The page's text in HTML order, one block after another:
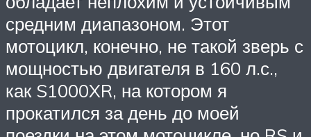
средним диапазоном. Этот
мотоцикл, конечно, не такой зверь с
мощностью двигателя в 160 л.с.,
как S1000XR, на котором я
прокатился за день до моей